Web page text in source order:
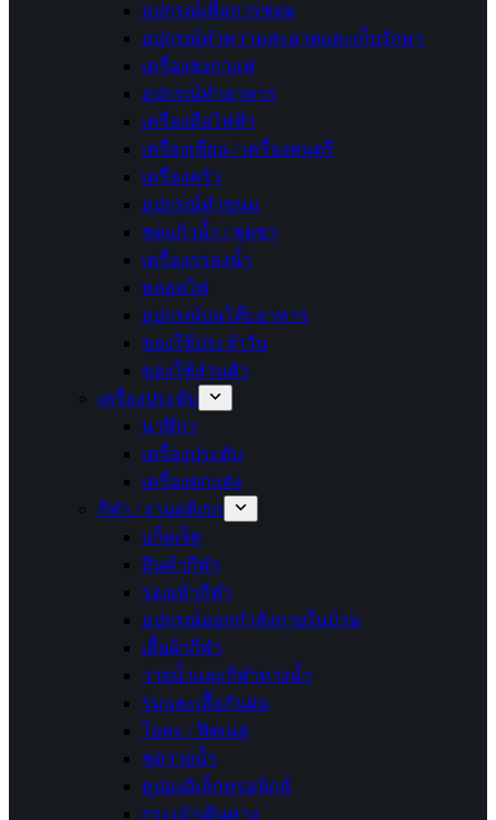
อุปกรณ์เพื่อการซ่อม
อุปกรณ์ทำความสะอาดและเก็บรักษา
เครื่องชงกาแฟ
อุปกรณ์ทำอาหาร
เครื่องมือไฟฟ้า
เครื่องเขียน / เครื่องดนตรี
เครื่องครัว
อุปกรณ์ทำขนม
ชุดแก้วน้ำ / ชุดชา
เครื่องกรองน้ำ
หลอดไฟ
อุปกรณ์บนโต๊ะอาหาร
ของใช้ประจำวัน
ของใช้ส่วนตัว
เครื่องประดับ
นาฬิกา
เครื่องประดับ
เครื่องตกแต่ง
กีฬา / งานอดิเรก
แก็ดเจ็ต
สินค้ากีฬา
รองเท้ากีฬา
อุปกรณ์ออกกำลังกายในบ้าน
เสื้อผ้ากีฬา
ว่ายน้ำและกีฬาทางน้ำ
ร่มและเสื้อกันฝน
โยคะ / ฟิตเนส
ชุดว่ายน้ำ
คูปองอิเล็กทรอนิกส์
กระเป๋าเดินทาง